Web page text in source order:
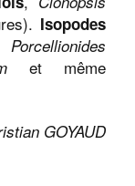
Isopodes
et même
GOYAUD